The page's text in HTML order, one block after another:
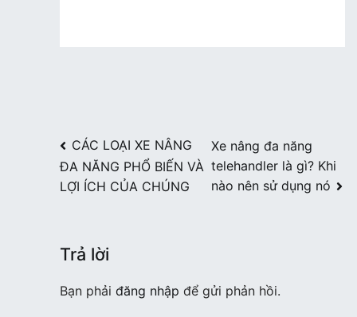
Điều
hướng
bài
CÁC LOẠI XE NÂNG
ĐA NĂNG PHỔ BIẾN VÀ
LỢI ÍCH CỦA CHÚNG
Xe nâng đa năng
telehandler là gì? Khi
nào nên sử dụng nó
Trả lời
Bạn phải đăng nhập để gửi phản hồi.